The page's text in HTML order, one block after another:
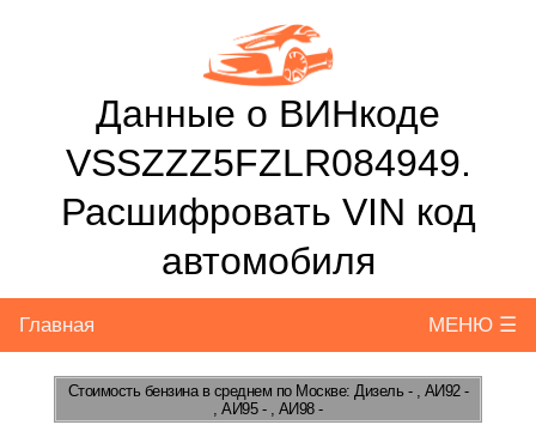
Данные о ВИНкоде
VSSZZZ5FZLR084949.
Расшифровать VIN код
автомобиля
Главная МЕНЮ ☰
Стоимость бензинав среднем по Москве: Дизель - , АИ92 -
, АИ95 - , АИ98 -